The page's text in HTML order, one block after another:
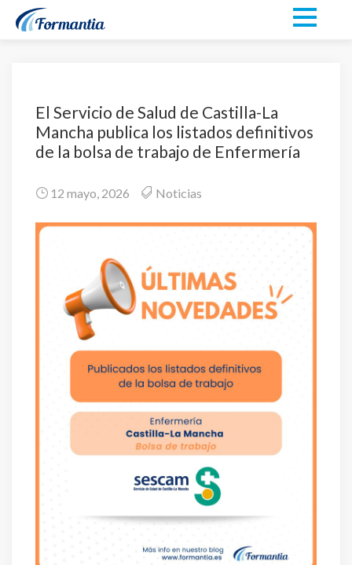
El Servicio de Salud de Castilla-La
Mancha publica los listados definitivos
de la bolsa de trabajo de Enfermería
12 mayo, 2026 Noticias